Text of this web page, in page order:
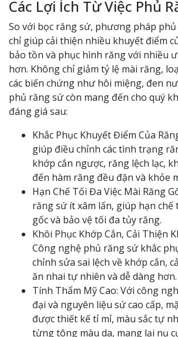
Các Lợi Ích Từ Việc Phủ
So với bọc răng sứ, phương pháp
chỉ giúp cải thiện nhiều khuyết điểm
bảo tồn và phục hình răng với nhiều
hơn. Không chỉ giảm tỷ lệ mài răng,
các biến chứng như hôi miệng, đen
phủ răng sứ còn mang đến cho quý
đáng giá sau:
Khắc Phục Khuyết Điểm Của
giúp điều chỉnh các tình trạng
khớp cắn ngược, răng lệch lạc,
đến hàm răng đều đặn và khỏe
Hạn Chế Tối Đa Việc Mài Răng
răng sứ ít xâm lấn, giúp hạn chế
gốc và bảo vệ tối đa tủy răng.
Khôi Phục Khớp Cắn, Cải Thiện
Công nghệ phủ răng sứ khắc
chỉnh sửa sai lệch về khớp cắn,
ăn nhai tự nhiên và dễ dàng hơn.
Tính Thẩm Mỹ Cao: Với công
đại và nguyên liệu sứ cao cấp,
được thiết kế tỉ mỉ, màu sắc tự
từng tông màu da, mang lại nụ